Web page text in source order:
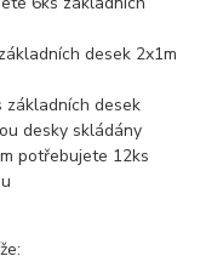
desek 2x1m
základních desek
desky skládány
potřebujete 12ks